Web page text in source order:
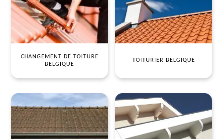
CHANGEMENT DE TOITURE
BELGIQUE
TOITURIER BELGIQUE